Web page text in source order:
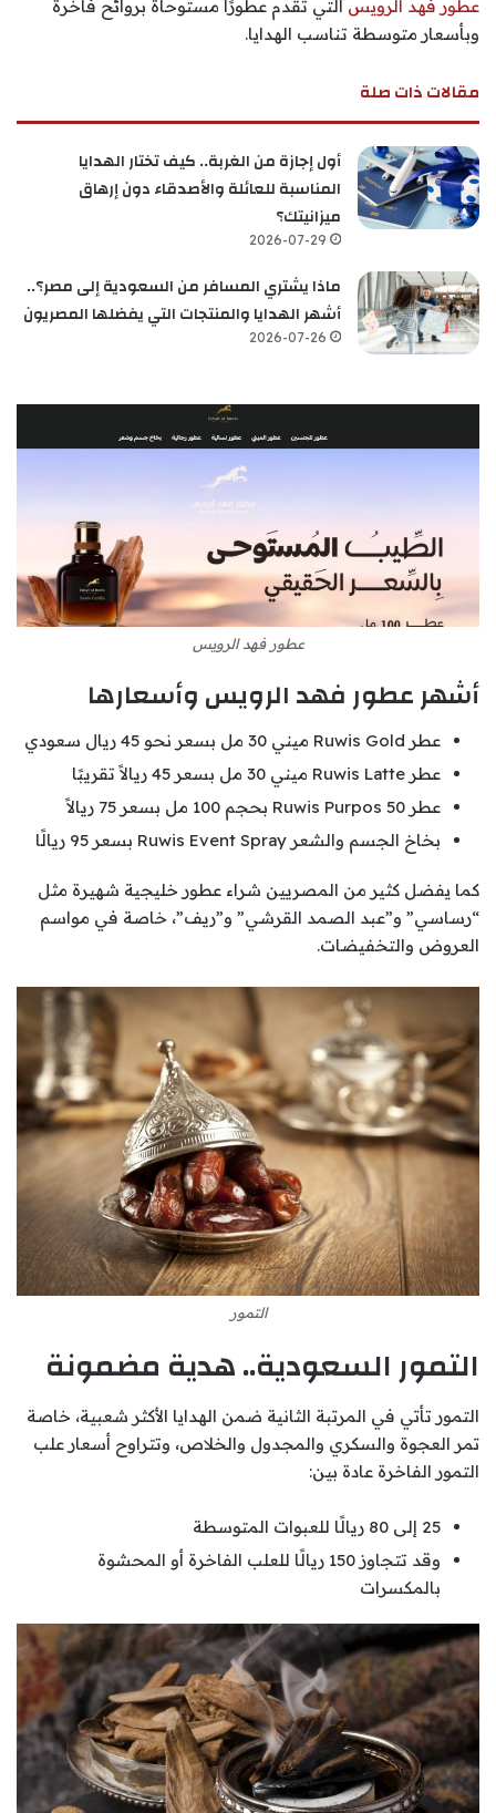
عطور فهد الرويس التي تقدم عطورًا مستوحاة بروائح فاخرة
وبأسعار متوسطة تناسب الهدايا.
مقالات ذات صلة
أول إجازة من الغربة.. كيف تختار الهدايا
المناسبة للعائلة والأصدقاء دون إرهاق
ميزانيتك؟
2026-07-29
ماذا يشتري المسافر من السعودية إلى مصر؟..
أشهر الهدايا والمنتجات التي يفضلها المصريون
2026-07-26
عطور فهد الرويس
أشهر عطور فهد الرويس وأسعارها
عطر Ruwis Gold ميني 30 مل بسعر نحو 45 ريال سعودي
عطر Ruwis Latte ميني 30 مل بسعر 45 ريالاً تقريبًا
عطر Ruwis Purpos 50 بحجم 100 مل بسعر 75 ريالاً
بخاخ الجسم والشعر Ruwis Event Spray بسعر 95 ريالًا
كما يفضل كثير من المصريين شراء عطور خليجية شهيرة مثل
“رساسي” و”عبد الصمد القرشي” و”ريف”، خاصة في مواسم
العروض والتخفيضات.
التمور
التمور السعودية.. هدية مضمونة
التمور تأتي في المرتبة الثانية ضمن الهدايا الأكثر شعبية، خاصة
تمر العجوة والسكري والمجدول والخلاص، وتتراوح أسعار علب
التمور الفاخرة عادة بين:
25 إلى 80 ريالًا للعبوات المتوسطة
وقد تتجاوز 150 ريالًا للعلب الفاخرة أو المحشوة
بالمكسرات